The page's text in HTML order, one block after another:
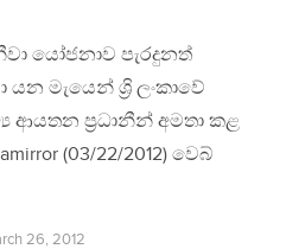
යෝජනාව පැරදුනත්
මැයෙන් ශ්‍රි ලංකාවේ
ආයතන ප්‍රධානීන් අමතා කළ
(03/22/2012) වෙබ්
26, 2012